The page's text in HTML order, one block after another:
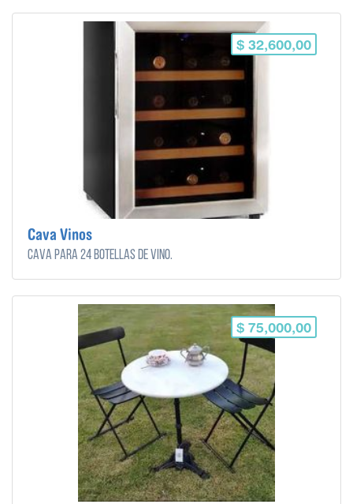
$ 32,600,00
Cava Vinos
Cava para 24 botellas de vino.
$ 75,000,00